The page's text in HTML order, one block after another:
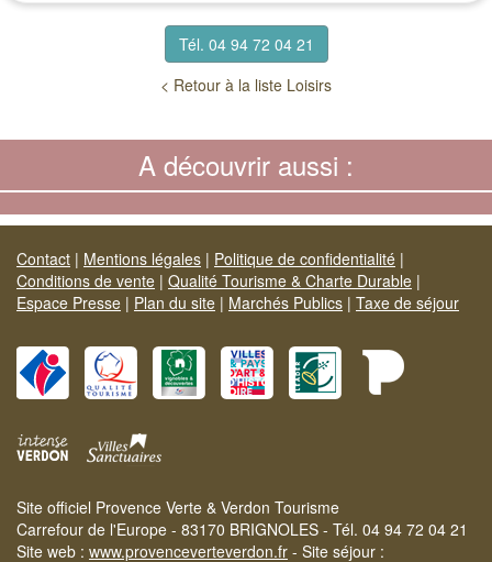
Tél. 04 94 72 04 21
< Retour à la liste Loisirs
A découvrir aussi :
Contact | Mentions légales | Politique de confidentialité |
Conditions de vente | Qualité Tourisme & Charte Durable |
Espace Presse | Plan du site | Marchés Publics | Taxe de séjour
Site officiel Provence Verte & Verdon Tourisme
Carrefour de l'Europe - 83170 BRIGNOLES - Tél. 04 94 72 04 21
Site web : www.provenceverteverdon.fr - Site séjour :